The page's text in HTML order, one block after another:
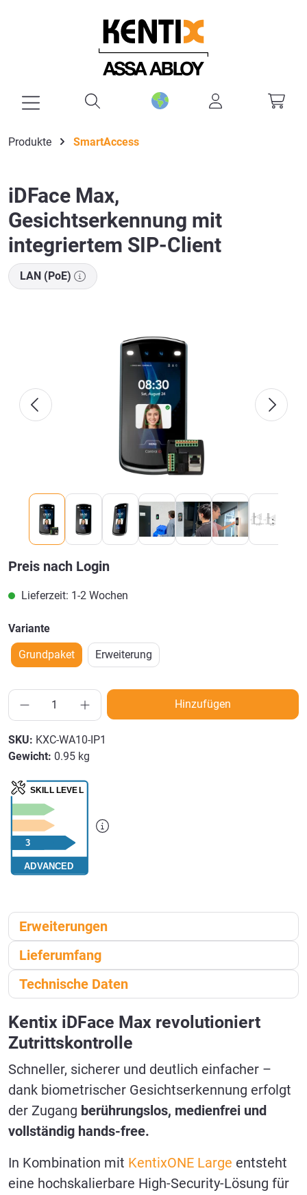
Produkte SmartAccess
iDFace Max,
Gesichtserkennung mit
integriertem SIP-Client
LAN (PoE)
Preis nach Login
Lieferzeit: 1-2 Wochen
Variante
Grundpaket
Erweiterung
Hinzufügen
SKU: KXC-WA10-IP1
Gewicht: 0.95 kg
Erweiterungen
Lieferumfang
Technische Daten
Kentix iDFace Max revolutioniert
Zutrittskontrolle
Schneller, sicherer und deutlich einfacher –
dank biometrischer Gesichtserkennung erfolgt
der Zugang berührungslos, medienfrei und
vollständig hands‑free.
In Kombination mit KentixONE Large entsteht
eine hochskalierbare High‑Security‑Lösung für